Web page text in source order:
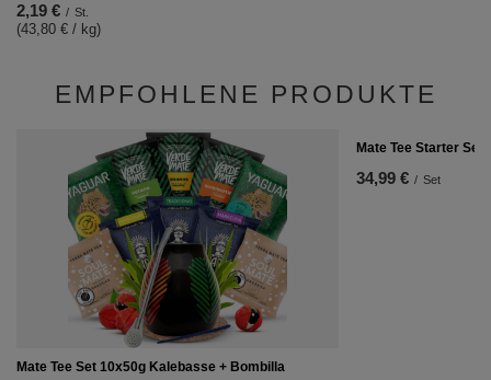
2,19 € / St.
(43,80 € / kg)
EMPFOHLENE PRODUKTE
Mate Tee Set 10x50g Kalebasse + Bombilla
Mate Tee Starter
34,99 € / Set